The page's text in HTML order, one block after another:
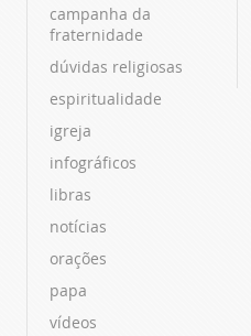
campanha da
fraternidade
dúvidas religiosas
espiritualidade
igreja
infográficos
libras
notícias
orações
papa
vídeos